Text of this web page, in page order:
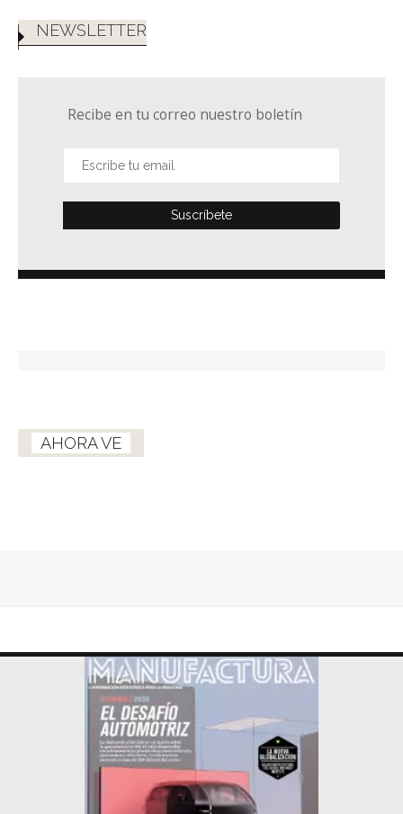
NEWSLETTER
Recibe en tu correo nuestro boletín
AHORA VE